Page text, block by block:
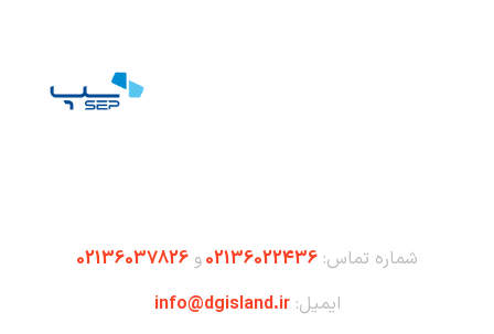
شماره تماس: 02136022436و 02136037826
ایمیل:info@dgisland.ir